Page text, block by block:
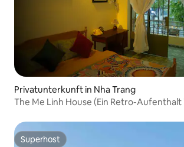
Privatunterkunft in Nha Trang
The Me Linh House (Ein Retro-Aufenthalt
Superhost
Superhost